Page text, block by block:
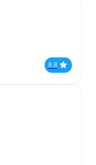
8.8